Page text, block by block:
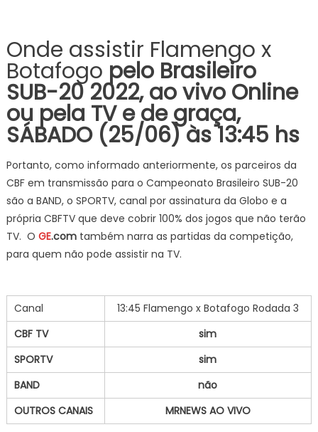
Onde assistir Flamengo x
Botafogo pelo Brasileiro
SUB-20 2022, ao vivo Online
ou pela TV e de graça,
SÁBADO (25/06) às 13:45 hs
Portanto, como informado anteriormente, os parceiros da
CBF em transmissão para o Campeonato Brasileiro SUB-20
são a BAND, o SPORTV, canal por assinatura da Globo e a
própria CBFTV que deve cobrir 100% dos jogos que não terão
TV. O GE.comtambém narra as partidas da competição,
para quem não pode assistir na TV.
Canal
13:45 Flamengo x Botafogo Rodada 3
CBF TV
sim
SPORTV
sim
BAND
não
OUTROS CANAIS
MRNEWS AO VIVO